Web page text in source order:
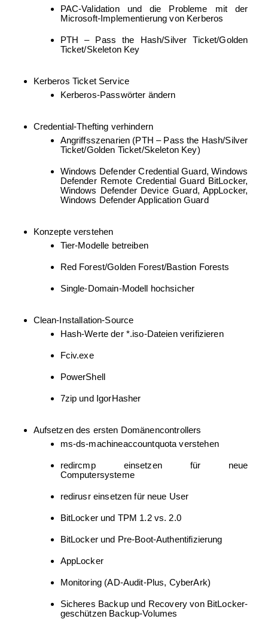
PAC-Validation und die Probleme mit der
Microsoft-Implementierung von Kerberos
PTH – Pass the Hash/Silver Ticket/Golden
Ticket/Skeleton Key
Kerberos Ticket Service
Kerberos-Passwörter ändern
Credential-Thefting verhindern
Angriffsszenarien (PTH – Pass the Hash/Silver
Ticket/Golden Ticket/Skeleton Key)
Windows Defender Credential Guard, Windows
Defender Remote Credential Guard BitLocker,
Windows Defender Device Guard, AppLocker,
Windows Defender Application Guard
Konzepte verstehen
Tier-Modelle betreiben
Red Forest/Golden Forest/Bastion Forests
Single-Domain-Modell hochsicher
Clean-Installation-Source
Hash-Werte der *.iso-Dateien verifizieren
Fciv.exe
PowerShell
7zip und IgorHasher
Aufsetzen des ersten Domänencontrollers
ms-ds-machineaccountquota verstehen
redircmp einsetzen für neue
Computersysteme
redirusr einsetzen für neue User
BitLocker und TPM 1.2 vs. 2.0
BitLocker und Pre-Boot-Authentifizierung
AppLocker
Monitoring (AD-Audit-Plus, CyberArk)
Sicheres Backup und Recovery von BitLocker-
geschützen Backup-Volumes